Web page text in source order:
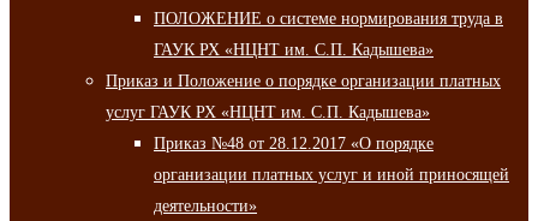
ПОЛОЖЕНИЕ о системе нормирования труда в
ГАУК РХ «НЦНТ им. С.П. Кадышева»
Приказ и Положение о порядке организации платных
услуг ГАУК РХ «НЦНТ им. С.П. Кадышева»
Приказ №48 от 28.12.2017 «О порядке
организации платных услуг и иной приносящей
деятельности»